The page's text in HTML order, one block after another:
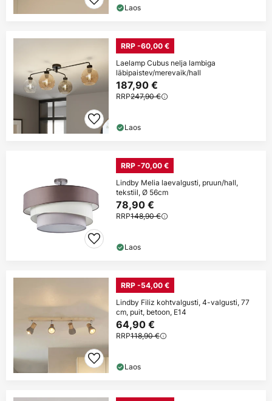
Laos
RRP -60,00 €
Laelamp Cubus nelja lambiga
läbipaistev/merevaik/hall
187,90 €
RRP247,90 €
Laos
RRP -70,00 €
Lindby Melia laevalgusti, pruun/hall,
tekstiil, Ø 56cm
78,90 €
RRP148,90 €
Laos
RRP -54,00 €
Lindby Filiz kohtvalgusti, 4-valgusti, 77
cm, puit, betoon, E14
64,90 €
RRP118,90 €
Laos